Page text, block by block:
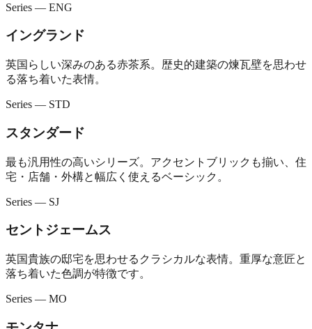
Series — ENG
イングランド
英国らしい深みのある赤茶系。歴史的建築の煉瓦壁を思わせ
る落ち着いた表情。
Series — STD
スタンダード
最も汎用性の高いシリーズ。アクセントブリックも揃い、住
宅・店舗・外構と幅広く使えるベーシック。
Series — SJ
セントジェームス
英国貴族の邸宅を思わせるクラシカルな表情。重厚な意匠と
落ち着いた色調が特徴です。
Series — MO